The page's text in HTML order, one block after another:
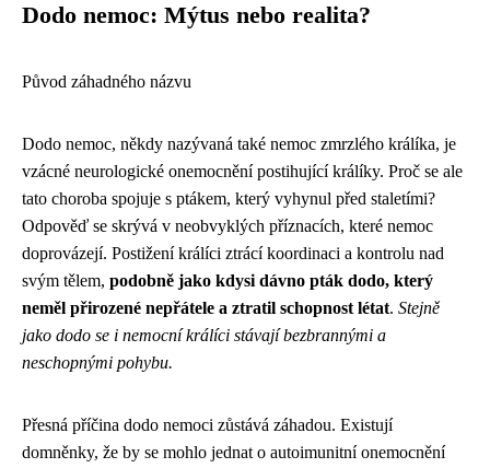
Dodo nemoc: Mýtus nebo realita?
Původ záhadného názvu
Dodo nemoc, někdy nazývaná také nemoc zmrzlého králíka, je
vzácné neurologické onemocnění postihující králíky. Proč se ale
tato choroba spojuje s ptákem, který vyhynul před staletími?
Odpověď se skrývá v neobvyklých příznacích, které nemoc
doprovázejí. Postižení králíci ztrácí koordinaci a kontrolu nad
svým tělem, podobně jako kdysi dávno pták dodo, který
neměl přirozené nepřátele a ztratil schopnost létat. Stejně
jako dodo se i nemocní králíci stávají bezbrannými a
neschopnými pohybu.
Přesná příčina dodo nemoci zůstává záhadou. Existují
domněnky, že by se mohlo jednat o autoimunitní onemocnění